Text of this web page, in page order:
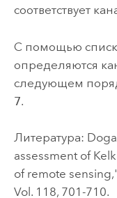
соответствует
С помощью
определяются
следующем
7.
Литература:
assessment of
of remote
Vol. 118, 701-710.